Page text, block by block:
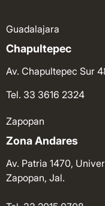
Guadalajara
Chapultepec
Av. Chapultepec Sur
Tel. 33 3616 2324
Zapopan
Zona Andares
Av. Patria 1470,
Zapopan, Jal.